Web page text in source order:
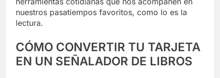
nuestros pasatiempos favoritos, como lo es la
lectura.
CÓMO CONVERTIR TU TARJETA
EN UN SEÑALADOR DE LIBROS